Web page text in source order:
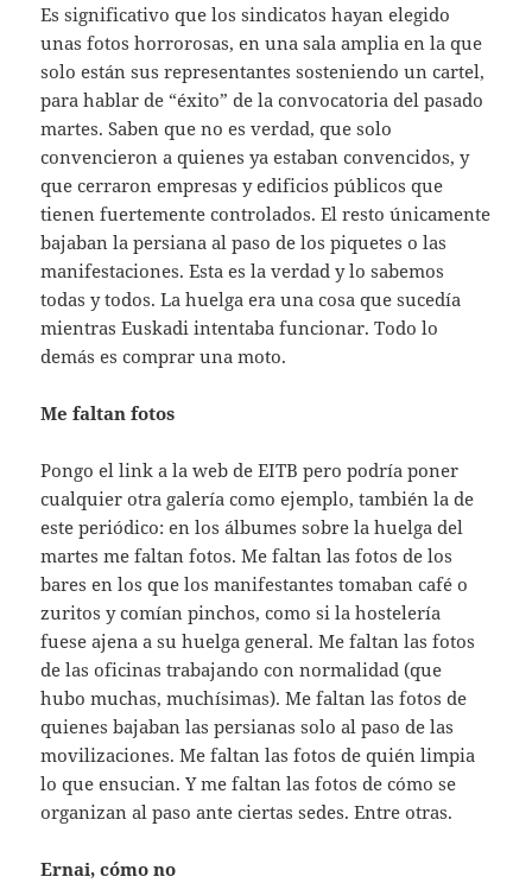
Es significativo que los sindicatos hayan elegido
unas fotos horrorosas, en una sala amplia en la que
solo están sus representantes sosteniendo un cartel,
para hablar de “éxito” de la convocatoria del pasado
martes. Saben que no es verdad, que solo
convencieron a quienes ya estaban convencidos, y
que cerraron empresas y edificios públicos que
tienen fuertemente controlados. El resto únicamente
bajaban la persiana al paso de los piquetes o las
manifestaciones. Esta es la verdad y lo sabemos
todas y todos. La huelga era una cosa que sucedía
mientras Euskadi intentaba funcionar. Todo lo
demás es comprar una moto.
Me faltan fotos
Pongo el link a la web de EITB pero podría poner
cualquier otra galería como ejemplo, también la de
este periódico: en los álbumes sobre la huelga del
martes me faltan fotos. Me faltan las fotos de los
bares en los que los manifestantes tomaban café o
zuritos y comían pinchos, como si la hostelería
fuese ajena a su huelga general. Me faltan las fotos
de las oficinas trabajando con normalidad (que
hubo muchas, muchísimas). Me faltan las fotos de
quienes bajaban las persianas solo al paso de las
movilizaciones. Me faltan las fotos de quién limpia
lo que ensucian. Y me faltan las fotos de cómo se
organizan al paso ante ciertas sedes. Entre otras.
Ernai, cómo no